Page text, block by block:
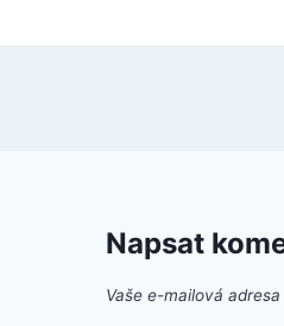
Napsat
Vaše e-mailová